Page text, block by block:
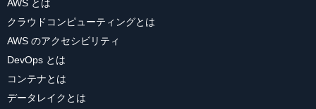
AWS とは
クラウドコンピューティングとは
AWS のアクセシビリティ
DevOps とは
コンテナとは
データレイクとは